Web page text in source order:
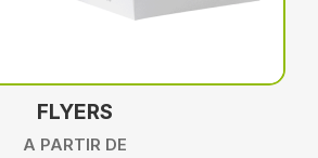
FLYERS
A PARTIR DE